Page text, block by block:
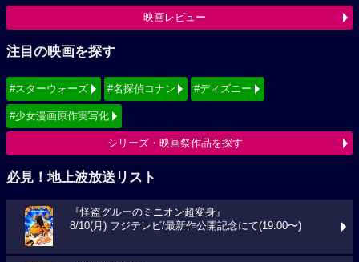
映画レビュー
注目の映画を探す
#スターウォーズ #名探偵コナン #ディズニー
#少女漫画原作実写化
シリーズ・映画祭作品を探す
必見！地上波放送リスト
『怪盗グルーのミニオン超変身』
8/10(月) フジテレビ/最新作公開記念にて(19:00〜)